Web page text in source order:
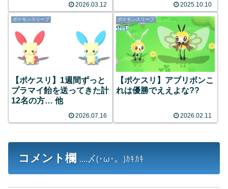
2026.03.12 2025.10.10
ポケモンスリープ
【ポケスリ】1週間ずっと
プラマイ飴を送ってきた計
12名の方… 他
2026.07.16
ポケモンスリープ
【ポケスリ】アブリボンこ
れは優勝でええよな??
2026.02.11
コメント欄 ....〆(･ω･。)ｶｷｶｷ